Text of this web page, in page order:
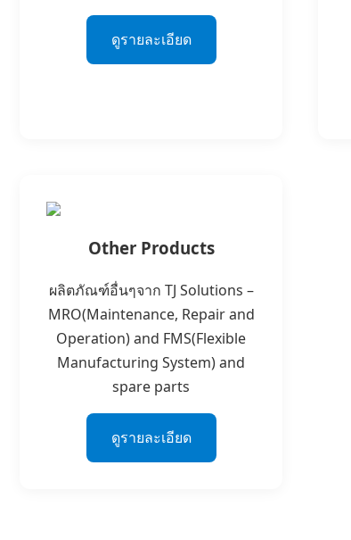
ดูรายละเอียด
Other Products
ผลิตภัณฑ์อื่นๆจาก TJ Solutions –
MRO(Maintenance, Repair and
Operation) and FMS(Flexible
Manufacturing System) and
spare parts
ดูรายละเอียด